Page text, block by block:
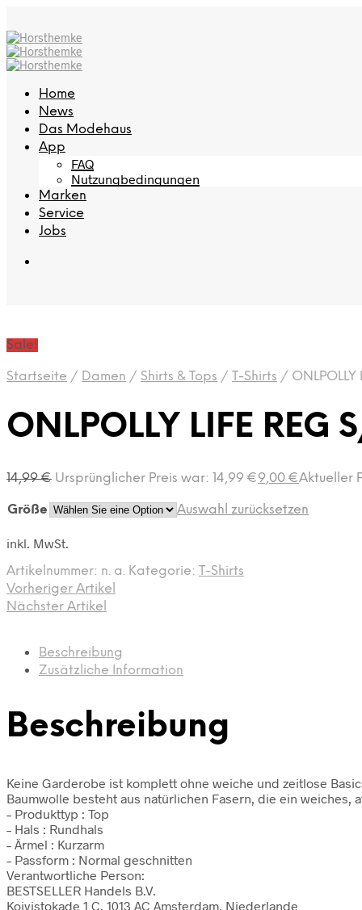
Home
News
Das Modehaus
App
FAQ
Nutzungbedingungen
Marken
Service
Jobs
Sale!
Startseite / Damen / Shirts & Tops / T-Shirts / ONLPOLLY
ONLPOLLY LIFE REG
14,99€ Ursprünglicher Preis war: 14,99 €9,00 €Aktueller
Größe Auswahl zurücksetzen
inkl. MwSt.
Artikelnummer: n. a. Kategorie: T-Shirts
Vorheriger Artikel
Nächster Artikel
Beschreibung
Zusätzliche Information
Beschreibung
Keine Garderobe ist komplett ohne weiche und zeitlose
Baumwolle besteht aus natürlichen Fasern, die ein weiches,
– Produkttyp : Top
– Hals : Rundhals
– Ärmel : Kurzarm
– Passform : Normal geschnitten
Verantwortliche Person:
BESTSELLER Handels B.V.
Koivistokade 1 C, 1013 AC Amsterdam, Niederlande